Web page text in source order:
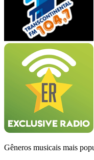
Gêneros musicais mais